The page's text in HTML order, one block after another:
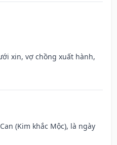
xin, vợ chồng xuất hành,
(Kim khắc Mộc), là ngày